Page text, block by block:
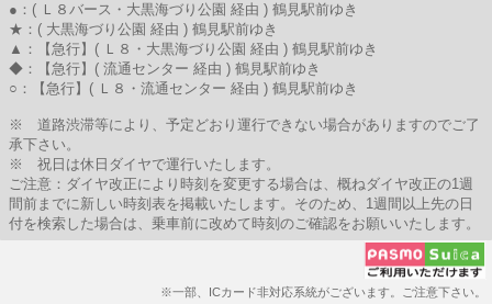
●：( Ｌ８バース・大黒海づり公園 経由 ) 鶴見駅前ゆき
★：( 大黒海づり公園 経由 ) 鶴見駅前ゆき
▲：【急行】( Ｌ８・大黒海づり公園 経由 ) 鶴見駅前ゆき
◆：【急行】( 流通センター 経由 ) 鶴見駅前ゆき
○：【急行】( Ｌ８・流通センター 経由 ) 鶴見駅前ゆき
※ 道路渋滞等により、予定どおり運行できない場合がありますのでご了
承下さい。
※ 祝日は休日ダイヤで運行いたします。
ご注意：ダイヤ改正により時刻を変更する場合は、概ねダイヤ改正の1週
間前までに新しい時刻表を掲載いたします。そのため、1週間以上先の日
付を検索した場合は、乗車前に改めて時刻のご確認をお願いいたします。
※一部、ICカード非対応系統がございます。ご注意下さい。